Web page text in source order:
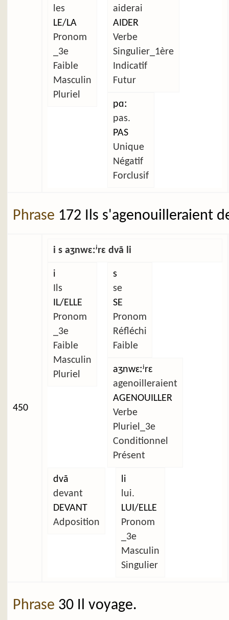
les
LE/LA
Pronom
_3e
Faible
Masculin
Pluriel
aiderai
AIDER
Verbe
Singulier_1ère
Indicatif
Futur
pɑː
pas.
PAS
Unique
Négatif
Forclusif
Phrase 172 Ils s'agenouilleraient
450
i s aʒnwɛːʲrɛ dvã li
i
Ils
IL/ELLE
Pronom
_3e
Faible
Masculin
Pluriel
s
se
SE
Pronom
Réfléchi
Faible
aʒnwɛːʲrɛ
agenoilleraient
AGENOUILLER
Verbe
Pluriel_3e
Conditionnel
Présent
dvã
devant
DEVANT
Adposition
li
lui.
LUI/ELLE
Pronom
_3e
Masculin
Singulier
Phrase 30 Il voyage.